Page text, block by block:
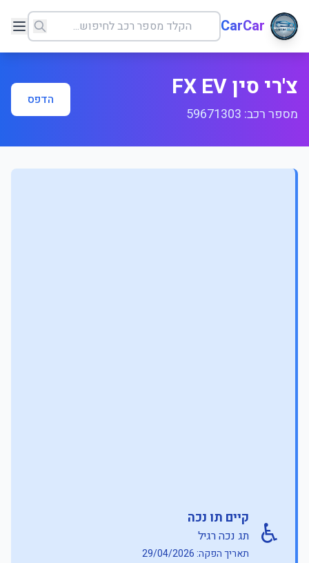
CarCar
צ'רי סין FX EV
מספר רכב: 59671303
הדפס
♿ קיים תו נכה
תג נכה רגיל
תאריך הפקה: 29/04/2026